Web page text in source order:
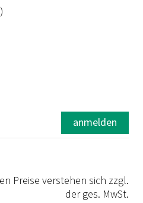
anmelden
Preise verstehen sich zzgl.
der ges. MwSt.